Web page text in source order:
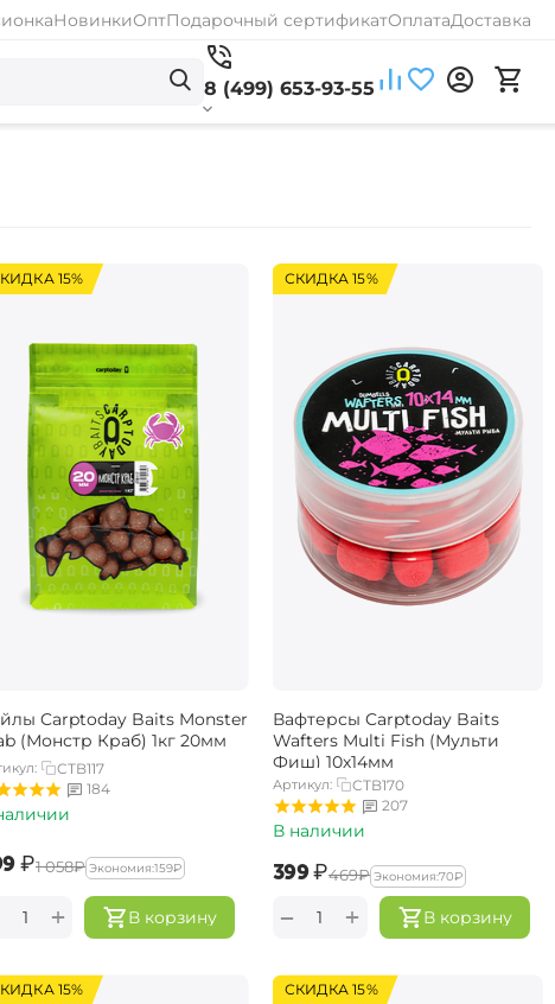
НовинкиОптПодарочный сертификатОплатаДоставка
8 (499) 653-93-55
15%
Carptoday Baits Monster
(Монстр Краб) 1кг 20мм
CTB117
184
₽‍1 058‍₽ Экономия:‍159‍₽
В корзину
+
СКИДКА 15%
Вафтерсы Carptoday Baits
Wafters Multi Fish (Мульти
Фиш) 10х14мм
Артикул:
CTB170
207
В наличии
‍399‍₽‍469‍₽ Экономия:‍70‍₽
В корзину
+
−
15% СКИДКА 15%